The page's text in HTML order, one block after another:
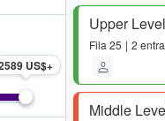
Upper
Fila 25 2
Middle
US$